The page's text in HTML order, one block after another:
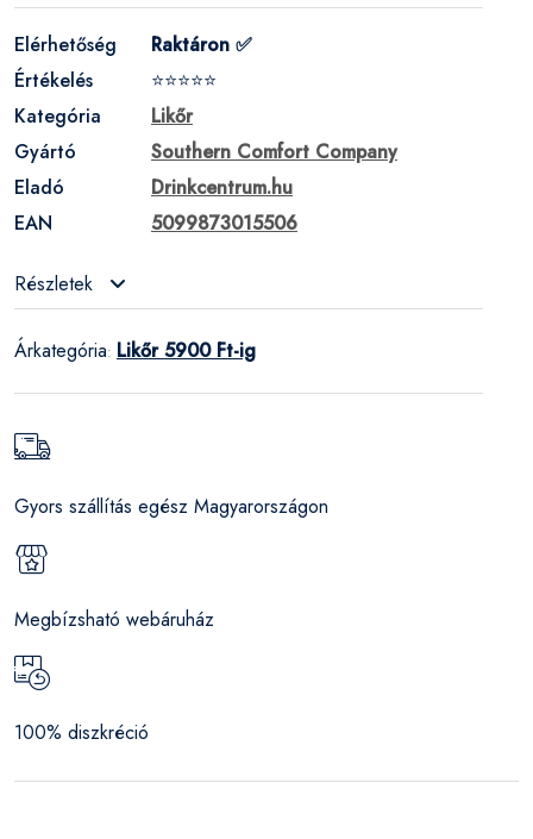
Elérhetőség
Raktáron ✅
Értékelés
⭐⭐⭐⭐⭐
Kategória
Likőr
Gyártó
Southern Comfort Company
Eladó
Drinkcentrum.hu
EAN
5099873015506
Részletek
Árkategória: Likőr 5900 Ft-ig
Gyors szállítás egész Magyarországon
Megbízsható webáruház
100% diszkréció